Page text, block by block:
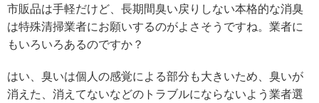
市販品は手軽だけど、長期間臭い戻りしない本格的な消臭
は特殊清掃業者にお願いするのがよさそうですね。業者に
もいろいろあるのですか？
はい、臭いは個人の感覚による部分も大きいため、臭いが
消えた、消えてないなどのトラブルにならないよう業者選